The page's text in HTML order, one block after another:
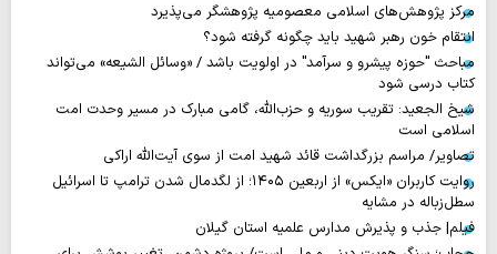
مرکز پژوهش‌های اسلامی معصومیه پژوهشگر می‌پذیرد
انتقام خون رهبر شهید باید چگونه گرفته شود؟
مباحث "حوزه پیشرو و سرآمد" در اولویت باشد / «وسائل الشیعه» می‌تواند
کتاب درسی شود
شیخ الجعید: تقریب سوریه و حزب‌الله، گامی مبارک در مسیر وحدت امت
اسلامی است
تصاویر/ مراسم بزرگداشت قائد شهید امت از سوی آیت‌الله اراکی
روایت‌ کاربران «ایکس» از اربعین ۱۴۰۵؛ از لگدمال شدن ترامپ تا اسرائیل
سطل‌زباله‌ در مشایه
فیلم| جذب و پذیرش مدارس علمیه استان گیلان